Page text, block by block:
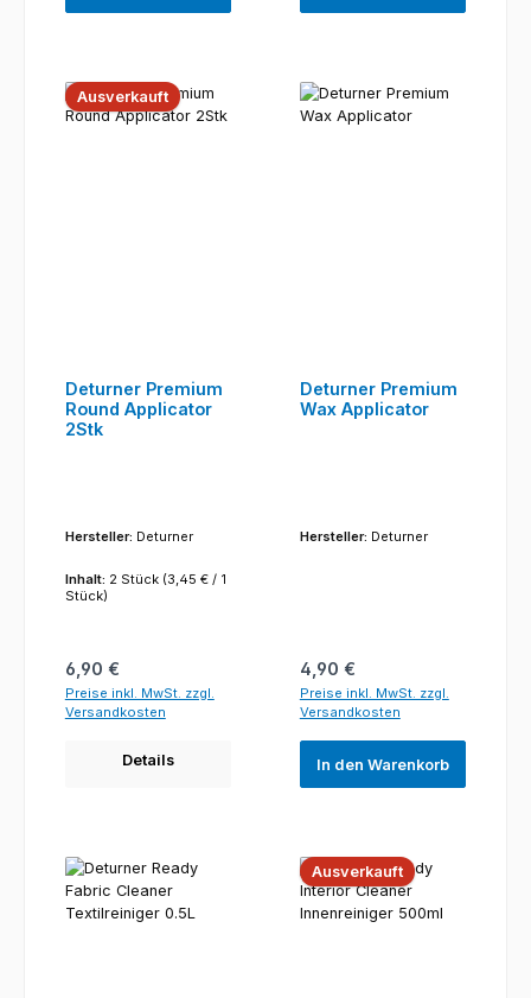
Ausverkauft
Deturner Premium
Round Applicator
2Stk
Hersteller: Deturner
Inhalt: 2 Stück (3,45 € / 1
Stück)
Regulärer Preis:
6,90 €
Preise inkl. MwSt. zzgl.
Versandkosten
Details
Deturner Premium
Wax Applicator
Hersteller: Deturner
Regulärer Preis:
4,90 €
Preise inkl. MwSt. zzgl.
Versandkosten
In den Warenkorb
Ausverkauft